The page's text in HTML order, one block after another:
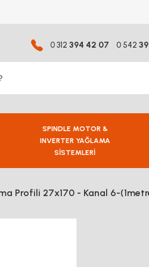
0 312 394 42 07 0 542
SPINDLE MOTOR &
INVERTER YAĞLAMA
SİSTEMLERİ
Profili 27x170 - Kanal 6-